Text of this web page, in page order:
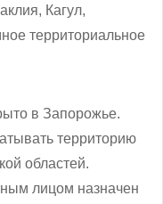
Кагул,
территориальное
в Запорожье.
территорию
областей.
лицом назначен